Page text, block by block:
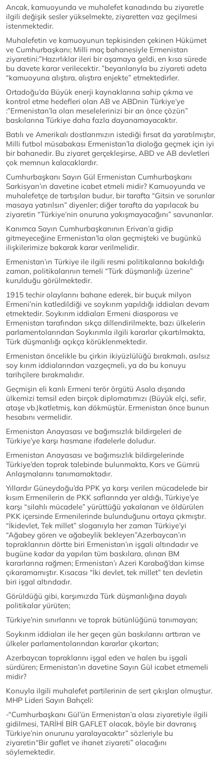
Ancak, kamuoyunda ve muhalefet kanadında bu ziyaretle
ilgili değişik sesler yükselmekte, ziyaretten vaz geçilmesi
istenmektedir.
Muhalefetin ve kamuoyunun tepkisinden çekinen Hükümet
ve Cumhurbaşkanı; Milli maç bahanesiyle Ermenistan
ziyaretini:”Hazırlıklar ileri bir aşamaya geldi, en kısa sürede
bu davete karar verilecektir. ”beyanlarıyla bu ziyareti adeta
“kamuoyuna alıştıra, alıştıra enjekte” etmektedirler.
Ortadoğu’da Büyük enerji kaynaklarına sahip çıkma ve
kontrol etme hedefleri olan AB ve ABDnin Türkiye’ye
:”Ermenistan’la olan meselelerinizi bir an önce çözün”
baskılarına Türkiye daha fazla dayanamayacaktır.
Batılı ve Amerikalı dostlarımızın istediği fırsat da yaratılmıştır,
Milli futbol müsabakası Ermenistan’la dialoğa geçmek için iyi
bir bahanedir. Bu ziyaret gerçekleşirse, ABD ve AB devletleri
çok memnun kalacaklardır.
Cumhurbaşkanı Sayın Gül Ermenistan Cumhurbaşkanı
Sarkisyan’ın davetine icabet etmeli midir? Kamuoyunda ve
muhalefetçe de tartışılan budur, bir tarafta “Gitsin ve sorunlar
masaya yatırılsın” diyenler; diğer tarafta da yapılacak bu
ziyaretin “Türkiye’nin onuruna yakışmayacağını” savunanlar.
Kanımca Sayın Cumhurbaşkanının Erivan’a gidip
gitmeyeceğine Ermenistan’la olan geçmişteki ve bugünkü
ilişkilerimize bakarak karar verilmelidir.
Ermenistan’ın Türkiye ile ilgili resmi politikalarına bakıldığı
zaman, politikalarının temeli “Türk düşmanlığı üzerine”
kurulduğu görülmektedir.
1915 techir olaylarını bahane ederek, bir buçuk milyon
Ermeni’nin katledildiği ve soykırım yapıldığı iddiaları devam
etmektedir. Soykırım iddiaları Ermeni diasporası ve
Ermenistan tarafından sıkça dillendirilmekte, bazı ülkelerin
parlamentolarından Soykırımla ilgili kararlar çıkartılmakta,
Türk düşmanlığı açıkça körüklenmektedir.
Ermenistan öncelikle bu çirkin ikiyüzlülüğü bırakmalı, asılsız
soy kırım iddialarından vazgeçmeli, ya da bu konuyu
tarihçilere bırakmalıdır.
Geçmişin eli kanlı Ermeni terör örgütü Asala dışarıda
ülkemizi temsil eden birçok diplomatımızı (Büyük elçi, sefir,
ataşe vb.)katletmiş, kan dökmüştür. Ermenistan önce bunun
hesabını vermelidir.
Ermenistan Anayasası ve bağımsızlık bildirgeleri de
Türkiye’ye karşı hasmane ifadelerle doludur.
Ermenistan Anayasası ve bağımsızlık bildirgelerinde
Türkiye’den toprak talebinde bulunmakta, Kars ve Gümrü
Anlaşmalarını tanımamaktadır.
Yıllardır Güneydoğu’da PPK ya karşı verilen mücadelede bir
kısım Ermenilerin de PKK saflarında yer aldığı, Türkiye’ye
karşı “silahlı mücadele” yürüttüğü yakalanan ve öldürülen
PKK içersinde Ermenilerinde bulunduğunu ortaya çıkmıştır.
“İkidevlet, Tek millet” sloganıyla her zaman Türkiye’yi
“Ağabey gören ve ağabeylik bekleyen”Azerbaycan’ın
topraklarının dörtte biri Ermenistan’ın işgali altındadır ve
bugüne kadar da yapılan tüm baskılara, alınan BM
kararlarına rağmen; Ermenistan’ı Azeri Karabağ’dan kimse
çıkaramamıştır. Kısacası “İki devlet, tek millet” ten devletin
biri işgal altındadır.
Görüldüğü gibi, karşımızda Türk düşmanlığına dayalı
politikalar yürüten;
Türkiye’nin sınırlarını ve toprak bütünlüğünü tanımayan;
Soykırım iddiaları ile her geçen gün baskılarını arttıran ve
ülkeler parlamentolarından kararlar çıkartan;
Azerbaycan topraklarını işgal eden ve halen bu işgali
sürdüren; Ermenistan’ın davetine Sayın Gül icabet etmemeli
midir?
Konuyla ilgili muhalefet partilerinin de sert çıkışları olmuştur.
MHP Lideri Sayın Bahçeli:
-“Cumhurbaşkanı Gül’ün Ermenistan’a olası ziyaretiyle ilgili
gidilmesi, TARİHİ BİR GAFLET olacak, böyle bir davranış
Türkiye’nin onurunu yaralayacaktır” sözleriyle bu
ziyaretin“Bir gaflet ve ihanet ziyareti” olacağını
söylemektedir.